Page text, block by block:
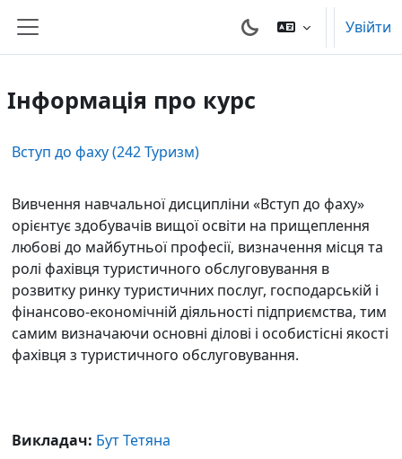
Бокова панель
Увійти
Інформація про курс
Вступ до фаху (242 Туризм)
Вивчення навчальної дисципліни «Вступ до фаху»
орієнтує здобувачів вищої освіти на прищеплення
любові до майбутньої професії, визначення місця та
ролі фахівця туристичного обслуговування в
розвитку ринку туристичних послуг, господарській і
фінансово-економічній діяльності підприємства, тим
самим визначаючи основні ділові і особистісні якості
фахівця з туристичного обслуговування.
Викладач: Бут Тетяна